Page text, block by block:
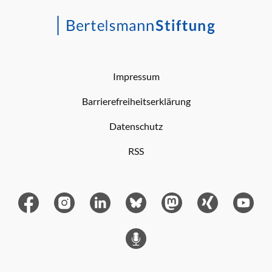
Impressum
Barrierefreiheitserklärung
Datenschutz
RSS